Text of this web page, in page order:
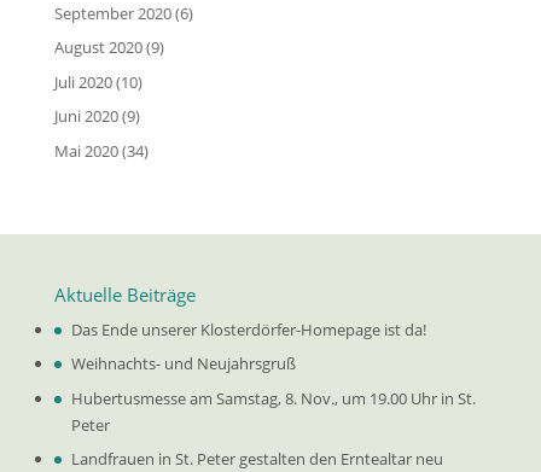
September 2020(6)
August 2020(9)
Juli 2020(10)
Juni 2020(9)
Mai 2020(34)
Aktuelle Beiträge
Das Ende unserer Klosterdörfer-Homepage ist da!
Weihnachts- und Neujahrsgruß
Hubertusmesse am Samstag, 8. Nov., um 19.00 Uhr in St.
Peter
Landfrauen in St. Peter gestalten den Erntealtar neu